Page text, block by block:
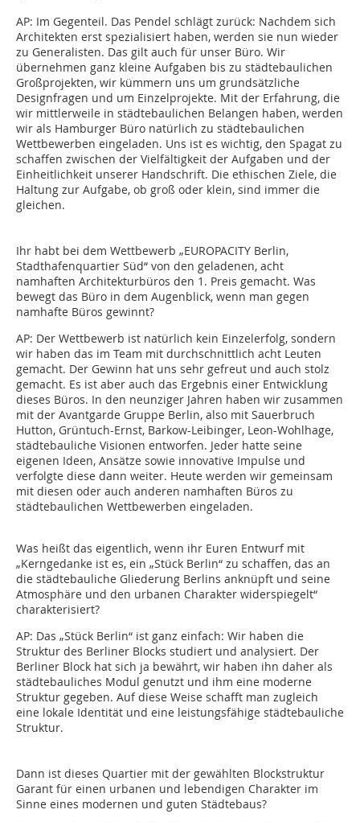
AP: Im Gegenteil. Das Pendel schlägt zurück: Nachdem sich
Architek­ten erst spezialisiert haben, werden sie nun wieder
zu Generalisten. Das gilt auch für unser Büro. Wir
übernehmen ganz kleine Aufgaben bis zu städtebaulichen
Großprojekten, wir kümmern uns um grundsätzliche
Designfragen und um Einzelprojekte. Mit der Erfahrung, die
wir mittlerweile in städtebaulichen Belangen haben, werden
wir als Hamburger Büro natürlich zu städtebaulichen
Wettbewerben eingeladen. Uns ist es wichtig, den Spagat zu
schaffen zwischen der Vielfältigkeit der Aufgaben und der
Einheitlichkeit unserer Handschrift. Die ethischen Ziele, die
Haltung zur Aufgabe, ob groß oder klein, sind ­immer die
gleichen.
Ihr habt bei dem Wettbewerb „EUROPACITY Berlin,
Stadthafenquartier Süd“ von den geladenen, acht
namhaften Architekturbüros den 1. Preis gemacht. Was
bewegt das Büro in dem Augenblick, wenn man gegen
namhafte Büros gewinnt?
AP: Der Wettbewerb ist natürlich kein Einzelerfolg, sondern
wir haben das im Team mit durchschnittlich acht Leuten
gemacht. Der Gewinn hat uns sehr gefreut und auch stolz
gemacht. Es ist aber auch das Ergebnis einer Entwicklung
dieses Büros. In den neunziger Jahren haben wir zusammen
mit der Avantgarde Gruppe Berlin, also mit Sauerbruch
Hutton, Grüntuch-Ernst, Barkow-Leibinger, Leon-Wohlhage,
städtebauliche Visionen entworfen. Jeder hatte seine
eigenen Ideen, Ansätze sowie innovative Impulse und
verfolgte diese dann weiter. Heute werden wir gemeinsam
mit diesen oder auch anderen namhaften Büros zu
städtebaulichen Wettbewerben eingeladen.
Was heißt das eigentlich, wenn ihr Euren Entwurf mit
„Kerngedanke ist es, ein „Stück Berlin“ zu schaffen, das an
die städtebauliche Gliederung Berlins anknüpft und seine
Atmosphäre und den urbanen Charakter widerspiegelt“
charakterisiert?
AP: Das „Stück Berlin“ ist ganz einfach: Wir haben die
Struktur des Berliner Blocks studiert und analysiert. Der
Berliner Block hat sich ja bewährt, wir haben ihn daher als
städtebauliches Modul genutzt und ihm eine moderne
Struktur gegeben. Auf diese Weise schafft man zugleich
eine lokale Identität und eine leistungsfähige städtebauliche
Struktur.
Dann ist dieses Quartier mit der gewählten Blockstruktur
Garant für einen urbanen und lebendigen Charakter im
Sinne eines modernen und guten Städtebaus?